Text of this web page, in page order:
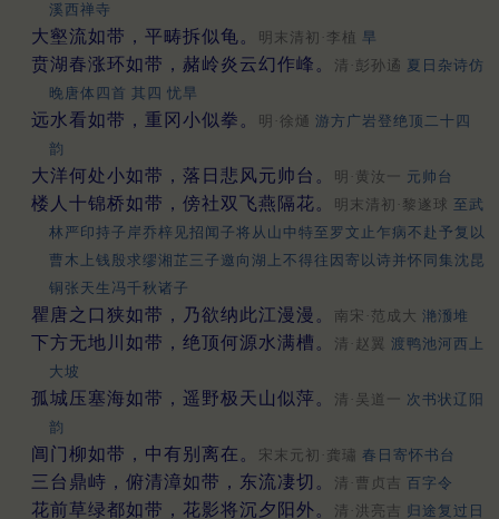
溪西禅寺
大壑流如带，平畴拆似龟。 明末清初·李植 旱
贲湖春涨环如带，赭岭炎云幻作峰。 清·彭孙遹 夏日杂诗仿
晚唐体四首 其四 忧旱
远水看如带，重冈小似拳。 明·徐熥 游方广岩登绝顶二十四
韵
大洋何处小如带，落日悲风元帅台。 明·黄汝一 元帅台
楼人十锦桥如带，傍社双飞燕隔花。 明末清初·黎遂球 至武
林严印持子岸乔梓见招闻子将从山中特至罗文止乍病不赴予复以
曹木上钱殷求缪湘芷三子邀向湖上不得往因寄以诗并怀同集沈昆
铜张天生冯千秋诸子
瞿唐之口狭如带，乃欲纳此江漫漫。 南宋·范成大 滟滪堆
下方无地川如带，绝顶何源水满槽。 清·赵翼 渡鸭池河西上
大坡
孤城压塞海如带，遥野极天山似萍。 清·吴道一 次书状辽阳
韵
阊门柳如带，中有别离在。 宋末元初·龚璛 春日寄怀书台
三台鼎峙，俯清漳如带，东流凄切。 清·曹贞吉 百字令
花前草绿都如带，花影将沉夕阳外。 清·洪亮吉 归途复过日